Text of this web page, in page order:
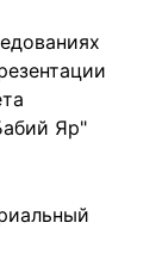
Яр"